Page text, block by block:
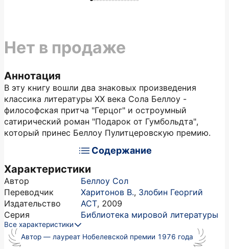
Аннотация
В эту книгу вошли два знаковых произведения
классика литературы XX века Сола Беллоу -
философская притча "Герцог" и остроумный
сатирический роман "Подарок от Гумбольдта",
который принес Беллоу Пулитцеровскую премию.
Содержание
Характеристики
Автор
Беллоу Сол
Переводчик
Харитонов В., Злобин Георгий
Издательство
АСТ, 2009
Серия
Библиотека мировой литературы
Все характеристики
Автор — лауреат Нобелевской премии 1976 года
Нет в продаже